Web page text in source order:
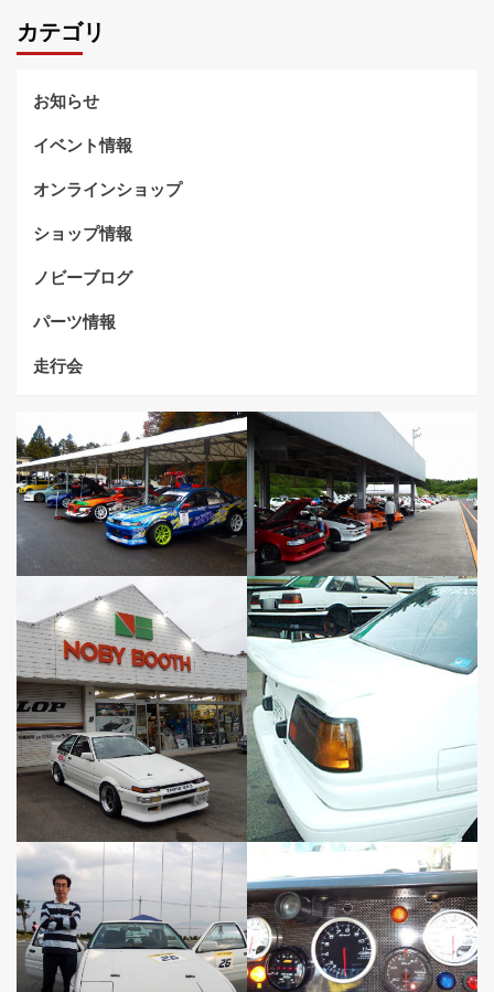
カテゴリ
お知らせ
イベント情報
オンラインショップ
ショップ情報
ノビーブログ
パーツ情報
走行会